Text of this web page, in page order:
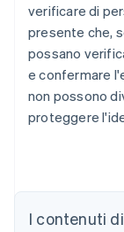
verificare di
presente che,
possano
e confermare
non possono
proteggere
I contenuti